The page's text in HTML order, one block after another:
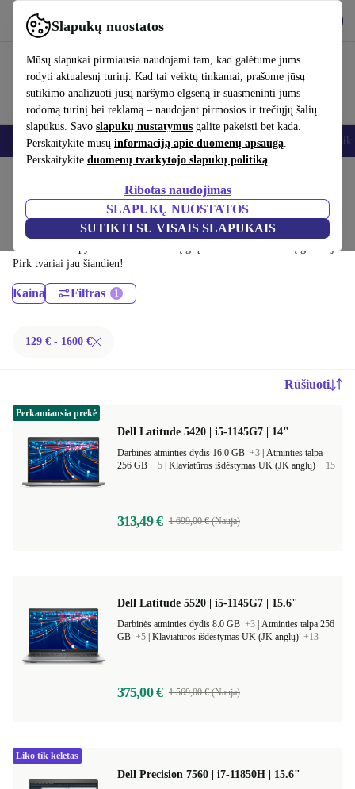
Slapukų nuostatos
Mūsų slapukai pirmiausia naudojami tam, kad galėtume jums
rodyti aktualesnį turinį. Kad tai veiktų tinkamai, prašome jūsų
sutikimo analizuoti jūsų naršymo elgseną ir suasmeninti jums
rodomą turinį bei reklamą – naudojant pirmosios ir trečiųjų šalių
slapukus. Savo slapukų nustatymus galite pakeisti bet kada.
Perskaitykite mūsų informaciją apie duomenų apsaugą.
Perskaitykite duomenų tvarkytojo slapukų politiką
Ribotas naudojimas
SLAPUKŲ NUOSTATOS
SUTIKTI SU VISAIS SLAPUKAIS
Naudok refurbed greitai ir paprastai
Išmanieji telefonai Nešiojamieji kompiuteriai Planšetės Išmanieji
Dell nešiojamieji kompiuteriai:
Sertifikuoti profesionaliai atnaujinti Dell nešiojamieji kompiuteriai iki
1600 € – sutaupyk iki 40 %. 30 dienų grąžinimai ir 12 mėnesių garantija.
Pirk tvariai jau šiandien!
Kaina Filtras
129 € - 1600 €
Rūšiuoti
Dell Latitude 5420 | i5-1145G7 | 14"
Darbinės atminties dydis 16.0 GB +3 Atminties talpa
256 GB +5 Klaviatūros išdėstymas UK (JK anglų) +15
313,49 € 1 699,00 € (Nauja)
Perkamiausia prekė
Dell Latitude 5520 | i5-1145G7 | 15.6"
Darbinės atminties dydis 8.0 GB +3 Atminties talpa 256
GB +5 Klaviatūros išdėstymas UK (JK anglų) +13
375,00 € 1 569,00 € (Nauja)
Dell Precision 7560 | i7-11850H | 15.6"
Liko tik keletas